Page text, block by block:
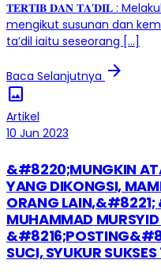
𝐓𝐄𝐑𝐓𝐈𝐁 𝐃𝐀𝐍 𝐓𝐀’𝐃𝐈𝐋 :
mengikut susunan dan
ta’dil iaitu seseorang […]
Baca Selanjutnya arrow_forward
image
Artikel
10 Jun 2023
&#8220;MUNGKIN
YANG DIKONGSI,
ORANG LAIN,&#8221;
MUHAMMAD MURSYID
SUCI, SYUKUR